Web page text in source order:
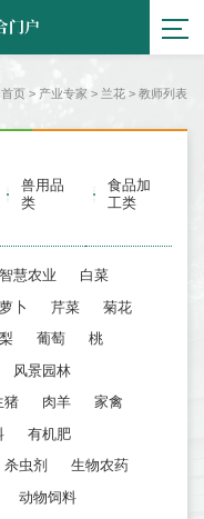
首页 > 产业专家 > 兰花 > 教师列表
兽用品
类
食品加
工类
智慧农业 白菜
萝卜 芹菜 菊花
梨 葡萄 桃
风景园林
猪 肉羊 家禽
有机肥
杀虫剂 生物农药
动物饲料